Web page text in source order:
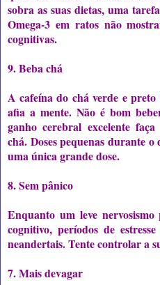
sobra as suas dietas, uma
Omega-3 em ratos não
cognitivas.
9. Beba chá
A cafeína do chá verde e
afia a mente. Não é bom
ganho cerebral excelente
chá. Doses pequenas durante
uma única grande dose.
8. Sem pânico
Enquanto um leve
cognitivo, períodos de
neandertais. Tente controlar a
7. Mais devagar